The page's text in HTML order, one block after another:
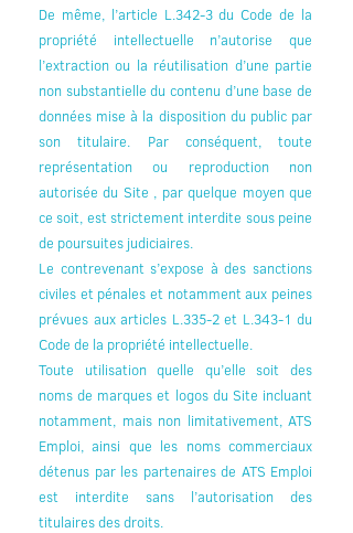
De même, l’article L.342-3 du Code de la
propriété intellectuelle n’autorise que
l’extraction ou la réutilisation d’une partie
non substantielle du contenu d’une base de
données mise à la disposition du public par
son titulaire. Par conséquent, toute
représentation ou reproduction non
autorisée du Site , par quelque moyen que
ce soit, est strictement interdite sous peine
de poursuites judiciaires.
Le contrevenant s’expose à des sanctions
civiles et pénales et notamment aux peines
prévues aux articles L.335-2 et L.343-1 du
Code de la propriété intellectuelle.
Toute utilisation quelle qu’elle soit des
noms de marques et logos du Site incluant
notamment, mais non limitativement, ATS
Emploi, ainsi que les noms commerciaux
détenus par les partenaires de ATS Emploi
est interdite sans l’autorisation des
titulaires des droits.